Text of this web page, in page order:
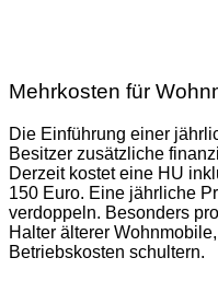
Mehrkosten für
Die Einführung einer
Besitzer zusätzliche
Derzeit kostet eine HU
150 Euro. Eine jährliche
verdoppeln. Besonders
Halter älterer
Betriebskosten schultern.